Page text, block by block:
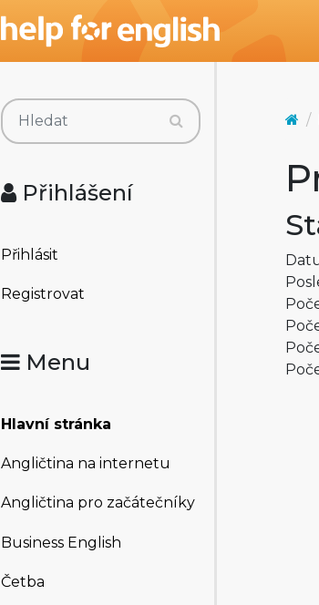
Přihlášení
Přihlásit
Registrovat
Menu
Hlavní stránka
Angličtina na internetu
Angličtina pro začátečníky
Business English
Četba